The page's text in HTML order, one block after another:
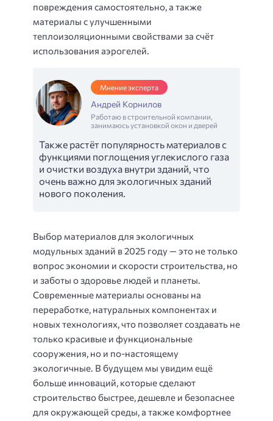
повреждения самостоятельно, а также
материалы с улучшенными
теплоизоляционными свойствами за счёт
использования аэрогелей.
Мнение эксперта
Андрей Корнилов
Работаю в строительной компании,
занимаюсь установкой окон и дверей
Также растёт популярность материалов с
функциями поглощения углекислого газа
и очистки воздуха внутри зданий, что
очень важно для экологичных зданий
нового поколения.
Выбор материалов для экологичных
модульных зданий в 2025 году — это не только
вопрос экономии и скорости строительства, но
и заботы о здоровье людей и планеты.
Современные материалы основаны на
переработке, натуральных компонентах и
новых технологиях, что позволяет создавать не
только красивые и функциональные
сооружения, но и по-настоящему
экологичные. В будущем мы увидим ещё
больше инноваций, которые сделают
строительство быстрее, дешевле и безопаснее
для окружающей среды, а также комфортнее